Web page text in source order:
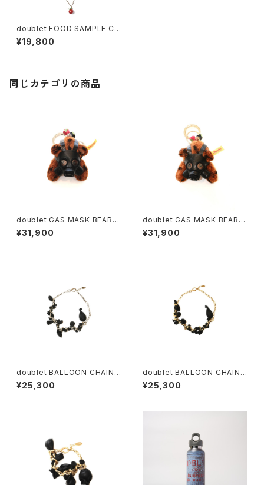
doublet FOOD SAMPLE CH
AIN NECKLACE TOMATO
(Silver)
¥19,800
同じカテゴリの商品
doublet GAS MASK BEAR K
EY RING (Silver)
¥31,900
doublet GAS MASK BEAR K
EY RING (Gold)
¥31,900
doublet BALLOON CHAIN
NECKLACE (Silver)
¥25,300
doublet BALLOON CHAIN
NECKLACE (Gold)
¥25,300